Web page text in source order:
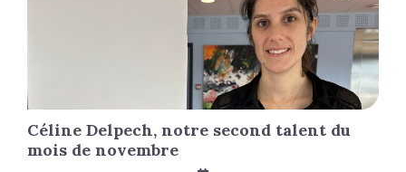
Céline Delpech, notre second talent du
mois de novembre